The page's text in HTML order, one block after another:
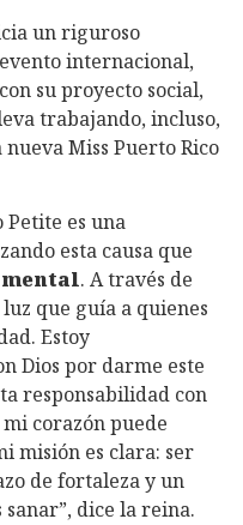
un riguroso
internacional,
su proyecto social,
trabajando, incluso,
Miss Puerto Rico
Petite es una
esta causa que
. A través de
que guía a quienes
Estoy
Dios por darme este
responsabilidad con
corazón puede
misión es clara: ser
de fortaleza y un
dice la reina.